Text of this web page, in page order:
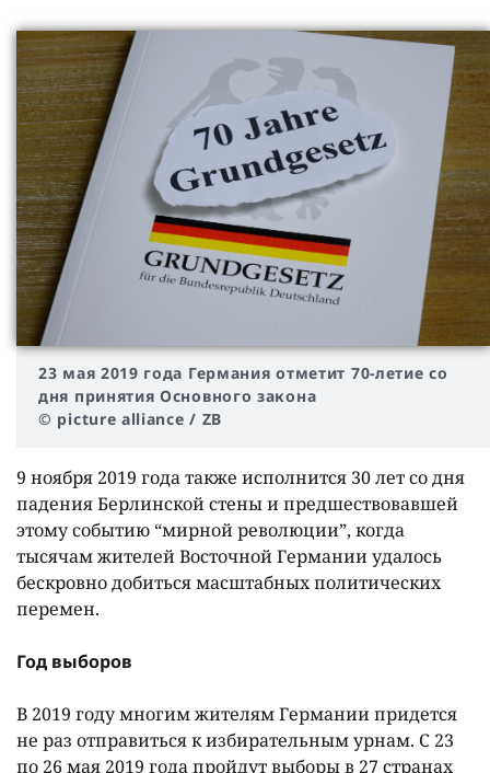
23 мая 2019 года Германия отметит 70-летие со
дня принятия Основного закона
© picture alliance / ZB
9 ноября 2019 года также исполнится 30 лет со дня
падения Берлинской стены и предшествовавшей
этому событию “мирной революции”, когда
тысячам жителей Восточной Германии удалось
бескровно добиться масштабных политических
перемен.
Год выборов
В 2019 году многим жителям Германии придется
не раз отправиться к избирательным урнам. С 23
по 26 мая 2019 года пройдут выборы в 27 странах